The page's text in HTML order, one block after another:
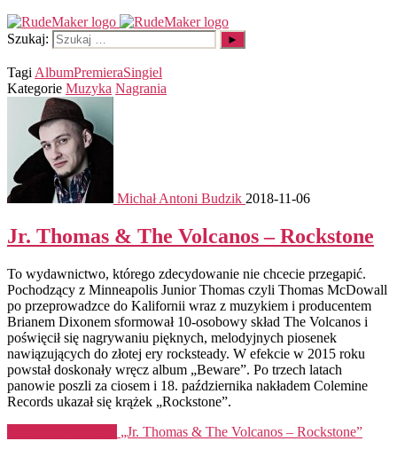
Szukaj:
Tagi AlbumPremieraSingiel
Kategorie Muzyka Nagrania
Michał Antoni Budzik 2018-11-06
Jr. Thomas & The Volcanos – Rockstone
To wydawnictwo, którego zdecydowanie nie chcecie przegapić.
Pochodzący z Minneapolis Junior Thomas czyli Thomas McDowall
po przeprowadzce do Kalifornii wraz z muzykiem i producentem
Brianem Dixonem sformował 10-osobowy skład The Volcanos i
poświęcił się nagrywaniu pięknych, melodyjnych piosenek
nawiązujących do złotej ery rocksteady. W efekcie w 2015 roku
powstał doskonały wręcz album „Beware”. Po trzech latach
panowie poszli za ciosem i 18. października nakładem Colemine
Records ukazał się krążek „Rockstone”.
„Jr. Thomas & The Volcanos – Rockstone”